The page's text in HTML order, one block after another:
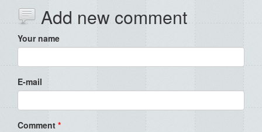
Add new comment
Your name
E-mail
Comment *